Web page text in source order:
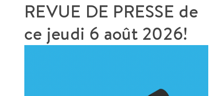
REVUE DE PRESSE de
ce jeudi 6 août 2026!